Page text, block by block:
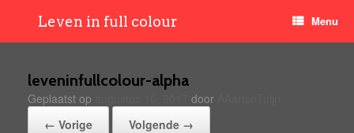
Leven in full colour Menu
leveninfullcolour-alpha
Geplaatst op door
← Vorige
Volgende →